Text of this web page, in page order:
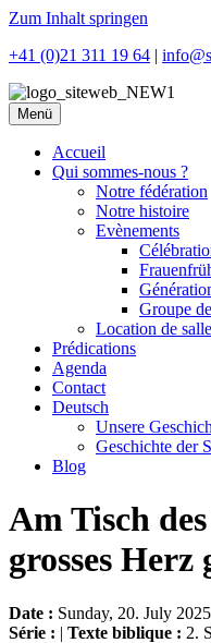
Zum Inhalt springen
+41 (0)21 311 19 64 |
Menü
Accueil
Qui sommes-nous ?
Notre fédération
Notre histoire
Evènements
Groupe
Location de
Prédications
Agenda
Contact
Deutsch
Unsere
Geschichte der
Blog
Am Tisch
grosses
Date : Sunday, 20. July
Série : | Texte biblique : 2.